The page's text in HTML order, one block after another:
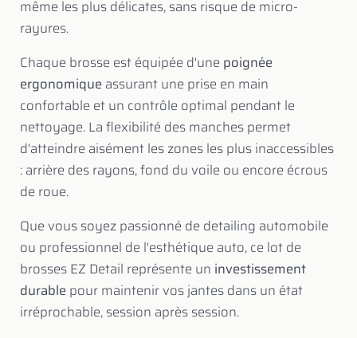
même les plus délicates, sans risque de micro-
rayures.
Chaque brosse est équipée d'une poignée
ergonomiqueassurant une prise en main
confortable et un contrôle optimal pendant le
nettoyage. La flexibilité des manches permet
d'atteindre aisément les zones les plus inaccessibles
: arrière des rayons, fond du voile ou encore écrous
de roue.
Que vous soyez passionné de detailing automobile
ou professionnel de l'esthétique auto, ce lot de
brosses EZ Detail représente un investissement
durablepour maintenir vos jantes dans un état
irréprochable, session après session.